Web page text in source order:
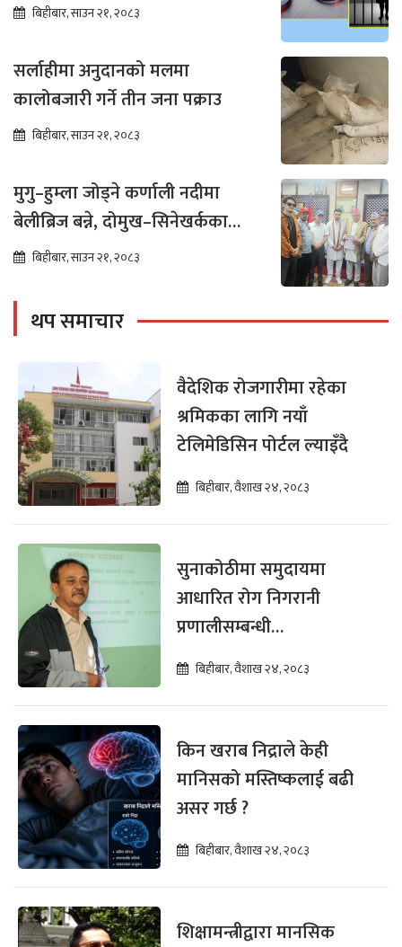
बिहीबार, साउन २१, २०८३
सर्लाहीमा अनुदानको मलमा
कालोबजारी गर्ने तीन जना पक्राउ
बिहीबार, साउन २१, २०८३
मुगु–हुम्ला जोड्ने कर्णाली नदीमा
बेलीब्रिज बन्ने, दोमुख–सिनेखर्कका
बासिन्दामा उत्साह
बिहीबार, साउन २१, २०८३
थप समाचार
वैदेशिक रोजगारीमा रहेका
श्रमिकका लागि नयाँ
टेलिमेडिसिन पोर्टल ल्याइँदै
बिहीबार, वैशाख २४, २०८३
सुनाकोठीमा समुदायमा
आधारित रोग निगरानी
प्रणालीसम्बन्धी
सरोकारवालाका लागि
अभिमुखीकरण सम्पन्न
बिहीबार, वैशाख २४, २०८३
किन खराब निद्राले केही
मानिसको मस्तिष्कलाई बढी
असर गर्छ ?
बिहीबार, वैशाख २४, २०८३
शिक्षामन्त्रीद्वारा मानसिक